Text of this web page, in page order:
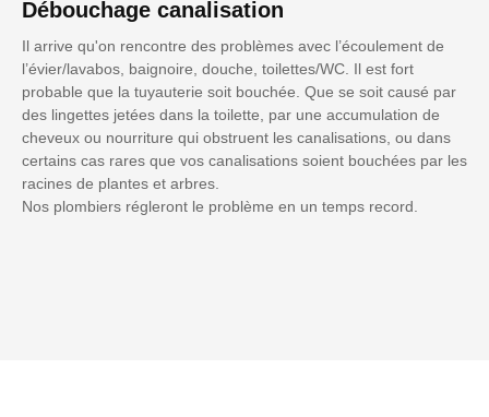
Débouchage canalisation
Il arrive qu'on rencontre des problèmes avec l’écoulement de
l’évier/lavabos, baignoire, douche, toilettes/WC. Il est fort
probable que la tuyauterie soit bouchée. Que se soit causé par
des lingettes jetées dans la toilette, par une accumulation de
cheveux ou nourriture qui obstruent les canalisations, ou dans
certains cas rares que vos canalisations soient bouchées par les
racines de plantes et arbres.
Nos plombiers régleront le problème en un temps record.